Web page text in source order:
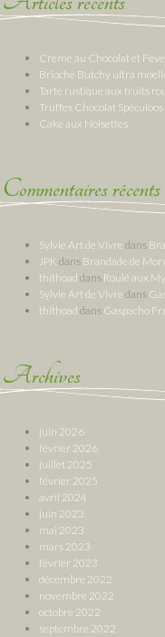
Crème au Chocolat et
Brioche Butchy ultra
Tarte rustique aux fruits
Truffes Chocolat
Cake aux Noisettes
Commentaires récents
Sylvie Art de Vivre dans
JPK dans Brandade de
thithoad dans Roulé aux
Sylvie Art de Vivre dans
thithoad dans Gaspacho
Archives
juin 2026
février 2026
juillet 2025
février 2025
avril 2024
juin 2023
mai 2023
mars 2023
février 2023
décembre 2022
novembre 2022
octobre 2022
septembre 2022